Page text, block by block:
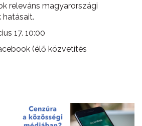
releváns magyarországi
hatásait.
17. 10:00
(élő közvetítés